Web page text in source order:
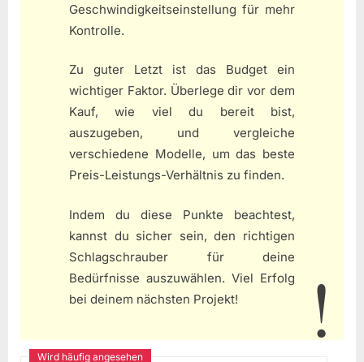
Geschwindigkeitseinstellung für mehr
Kontrolle.
Zu guter Letzt ist das Budget ein
wichtiger Faktor. Überlege dir vor dem
Kauf, wie viel du bereit bist,
auszugeben, und vergleiche
verschiedene Modelle, um das beste
Preis-Leistungs-Verhältnis zu finden.
Indem du diese Punkte beachtest,
kannst du sicher sein, den richtigen
Schlagschrauber für deine
Bedürfnisse auszuwählen. Viel Erfolg
bei deinem nächsten Projekt!